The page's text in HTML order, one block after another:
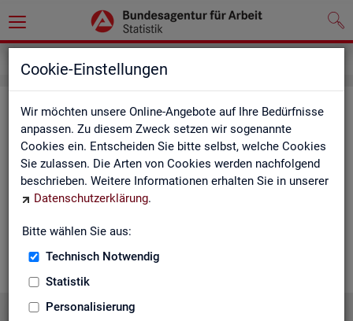
Cookie-Einstellungen
Wir möchten unsere Online-Angebote auf Ihre Bedürfnisse
anpassen. Zu diesem Zweck setzen wir sogenannte
Cookies ein. Entscheiden Sie bitte selbst, welche Cookies
Sie zulassen. Die Arten von Cookies werden nachfolgend
beschrieben. Weitere Informationen erhalten Sie in unserer
Datenschutzerklärung.
Bitte wählen Sie aus:
Technisch Notwendig
Statistik
Personalisierung
Sta­tis­ti­ken nach Re­gio­nen
Auf den fol­gen­den Sei­ten fin­den Sie Land­kar­ten und Ta­bel­len
mit den wich­tigs­ten ak­tu­el­len Eck­wer­ten zum Ar­beits- und
Aus­bil­dungs­markt. Über die Land­kar­ten ge­lan­gen Sie zu den
ent­spre­chen­den Zah­len für die von Ihnen ge­wünsch­te Re­gi­on.
grund-In­for­ma­tio­nen zu den re­gio­na­len Glie­de­run­gen zu­sam­
men­ge­stellt.